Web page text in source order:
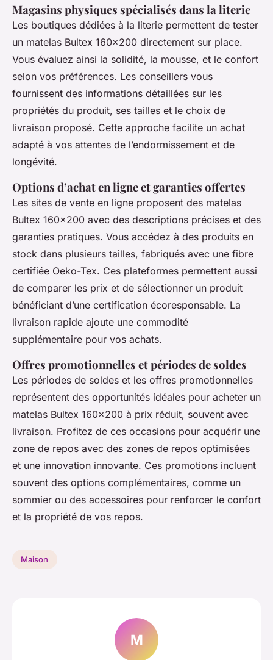
Magasins physiques spécialisés dans la literie
Les boutiques dédiées à la literie permettent de tester
un matelas Bultex 160x200 directement sur place.
Vous évaluez ainsi la solidité, la mousse, et le confort
selon vos préférences. Les conseillers vous
fournissent des informations détaillées sur les
propriétés du produit, ses tailles et le choix de
livraison proposé. Cette approche facilite un achat
adapté à vos attentes de l’endormissement et de
longévité.
Options d’achat en ligne et garanties offertes
Les sites de vente en ligne proposent des matelas
Bultex 160x200 avec des descriptions précises et des
garanties pratiques. Vous accédez à des produits en
stock dans plusieurs tailles, fabriqués avec une fibre
certifiée Oeko-Tex. Ces plateformes permettent aussi
de comparer les prix et de sélectionner un produit
bénéficiant d’une certification écoresponsable. La
livraison rapide ajoute une commodité
supplémentaire pour vos achats.
Offres promotionnelles et périodes de soldes
Les périodes de soldes et les offres promotionnelles
représentent des opportunités idéales pour acheter un
matelas Bultex 160x200 à prix réduit, souvent avec
livraison. Profitez de ces occasions pour acquérir une
zone de repos avec des zones de repos optimisées
et une innovation innovante. Ces promotions incluent
souvent des options complémentaires, comme un
sommier ou des accessoires pour renforcer le confort
et la propriété de vos repos.
Maison
M